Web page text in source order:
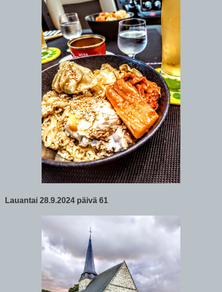
Lauantai 28.9.2024 päivä 61